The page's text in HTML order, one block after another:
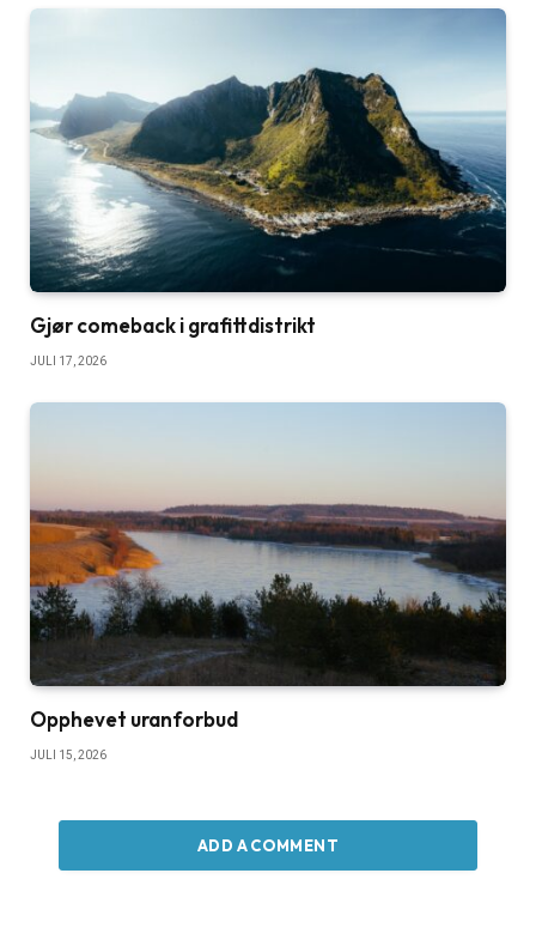
Gjør comeback i grafittdistrikt
JULI 17, 2026
Opphevet uranforbud
JULI 15, 2026
ADD A COMMENT